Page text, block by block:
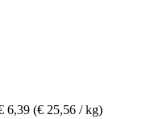
6,39 (€ 25,56 / kg)